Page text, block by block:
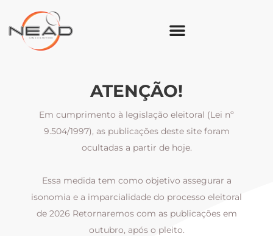
ATENÇÃO!
Em cumprimento à legislação eleitoral (Lei nº
9.504/1997), as publicações deste site foram
ocultadas a partir de hoje.
Essa medida tem como objetivo assegurar a
isonomia e a imparcialidade do processo eleitoral
de 2026 Retornaremos com as publicações em
outubro, após o pleito.